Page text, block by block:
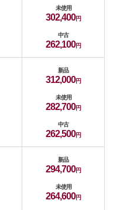
未使用
302,400
中古
262,100
新品
312,000
未使用
282,700
中古
262,500
新品
294,700
未使用
264,600